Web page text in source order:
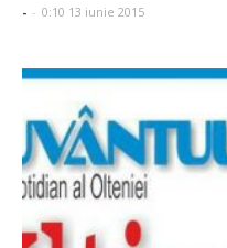
- - 0:10 13 iunie 2015